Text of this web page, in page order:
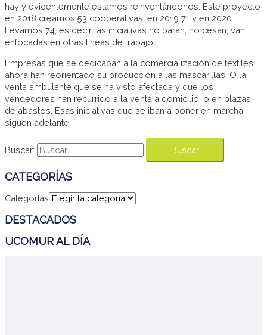
hay y evidentemente estamos reinventándonos. Este proyecto
en 2018 creamos 53 cooperativas, en 2019 71 y en 2020
llevamos 74, es decir las iniciativas no paran, no cesan, van
enfocadas en otras líneas de trabajo.
Empresas que se dedicaban a la comercialización de textiles,
ahora han reorientado su producción a las mascarillas. O la
venta ambulante que se ha visto afectada y que los
vendedores han recurrido a la venta a domicilio, o en plazas
de abastos. Esas iniciativas que se iban a poner en marcha
siguen adelante.
Buscar:
CATEGORÍAS
CategorÍas
DESTACADOS
UCOMUR AL DÍA